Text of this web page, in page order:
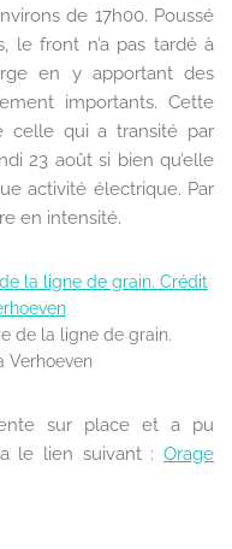
de 17h00. Poussé
le front n’a pas tardé à
en y apportant des
importants. Cette
celle qui a transité par
23 août si bien qu’elle
activité électrique. Par
en intensité.
de la ligne de grain.
Verhoeven
sur place et a pu
le lien suivant : Orage